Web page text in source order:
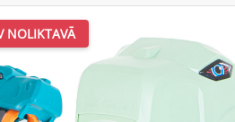
NOLIKTAVĀ